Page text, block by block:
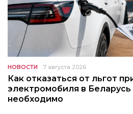
НОВОСТИ 7 августа 2026
Как отказаться от льгот
электромобиля в Беларусь
необходимо